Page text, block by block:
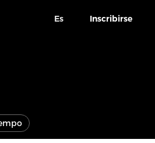
Es Inscribirse